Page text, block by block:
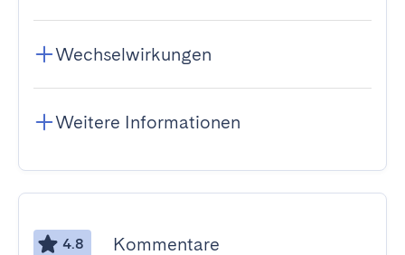
Wechselwirkungen
Weitere Informationen
4.8 Kommentare